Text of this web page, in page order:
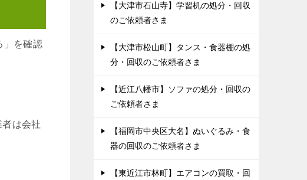
」を確認
は会社
【大津市石山寺】学習机の処分・回収
のご依頼者さま
【大津市松山町】タンス・食器棚の処
分・回収のご依頼者さま
【近江八幡市】ソファの処分・回収の
ご依頼者さま
【福岡市中央区大名】ぬいぐるみ・食
器の回収のご依頼者さま
【東近江市林町】エアコンの買取・回